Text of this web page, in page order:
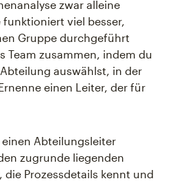
zwar alleine
viel besser,
Gruppe durchgeführt
Team zusammen, indem du
auswählst, in der
einen Leiter, der für
Abteilungsleiter
zugrunde liegenden
Prozessdetails kennt und